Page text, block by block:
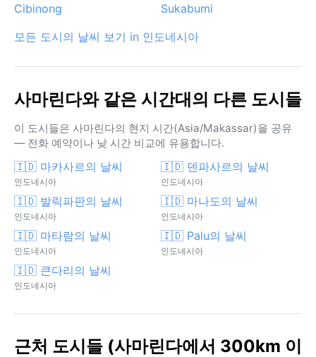
Cibinong
Sukabumi
모든 도시의 날씨 보기 in 인도네시아
사마린다와 같은 시간대의 다른 도시들
이 도시들은 사마린다의 현지 시간(Asia/Makassar)을 공유
— 전화 예약이나 낮 시간 비교에 유용합니다.
🇮🇩 마카사르의 날씨
인도네시아
🇮🇩 덴파사르의 날씨
인도네시아
🇮🇩 발릭파판의 날씨
인도네시아
🇮🇩 마나도의 날씨
인도네시아
🇮🇩 마타람의 날씨
인도네시아
🇮🇩 Palu의 날씨
인도네시아
🇮🇩 큰다리의 날씨
인도네시아
근처 도시들 (사마린다에서 300km 이